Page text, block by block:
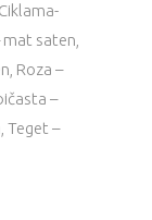
saten,
Roza –
–
Teget –